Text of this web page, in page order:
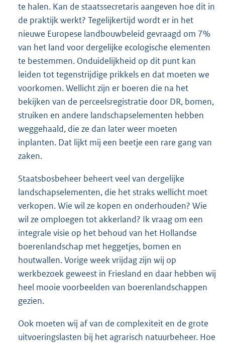
te halen. Kan de staatssecretaris aangeven hoe dit in
de praktijk werkt? Tegelijkertijd wordt er in het
nieuwe Europese landbouwbeleid gevraagd om 7%
van het land voor dergelijke ecologische elementen
te bestemmen. Onduidelijkheid op dit punt kan
leiden tot tegenstrijdige prikkels en dat moeten we
voorkomen. Wellicht zijn er boeren die na het
bekijken van de perceelsregistratie door DR, bomen,
struiken en andere landschapselementen hebben
weggehaald, die ze dan later weer moeten
inplanten. Dat lijkt mij een beetje een rare gang van
zaken.
Staatsbosbeheer beheert veel van dergelijke
landschapselementen, die het straks wellicht moet
verkopen. Wie wil ze kopen en onderhouden? Wie
wil ze omploegen tot akkerland? Ik vraag om een
integrale visie op het behoud van het Hollandse
boerenlandschap met heggetjes, bomen en
houtwallen. Vorige week vrijdag zijn wij op
werkbezoek geweest in Friesland en daar hebben wij
heel mooie voorbeelden van boerenlandschappen
gezien.
Ook moeten wij af van de complexiteit en de grote
uitvoeringslasten bij het agrarisch natuurbeheer. Hoe